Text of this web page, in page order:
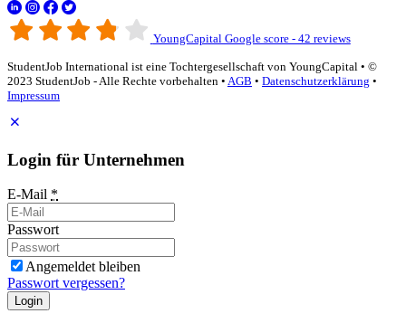
YoungCapital Google score - 42 reviews
StudentJob International ist eine Tochtergesellschaft von YoungCapital • ©
2023 StudentJob - Alle Rechte vorbehalten • AGB • Datenschutzerklärung •
Impressum
Login für Unternehmen
E-Mail *
Passwort
Angemeldet bleiben
Passwort vergessen?
Login